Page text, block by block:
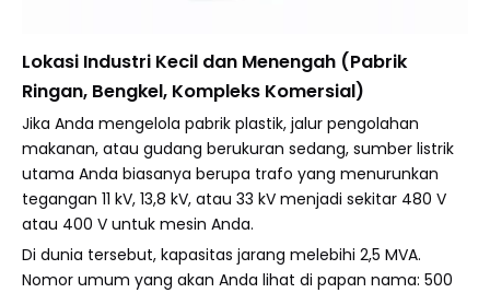
Lokasi Industri Kecil dan Menengah (Pabrik
Ringan, Bengkel, Kompleks Komersial)
Jika Anda mengelola pabrik plastik, jalur pengolahan
makanan, atau gudang berukuran sedang, sumber listrik
utama Anda biasanya berupa trafo yang menurunkan
tegangan 11 kV, 13,8 kV, atau 33 kV menjadi sekitar 480 V
atau 400 V untuk mesin Anda.
Di dunia tersebut, kapasitas jarang melebihi 2,5 MVA.
Nomor umum yang akan Anda lihat di papan nama: 500